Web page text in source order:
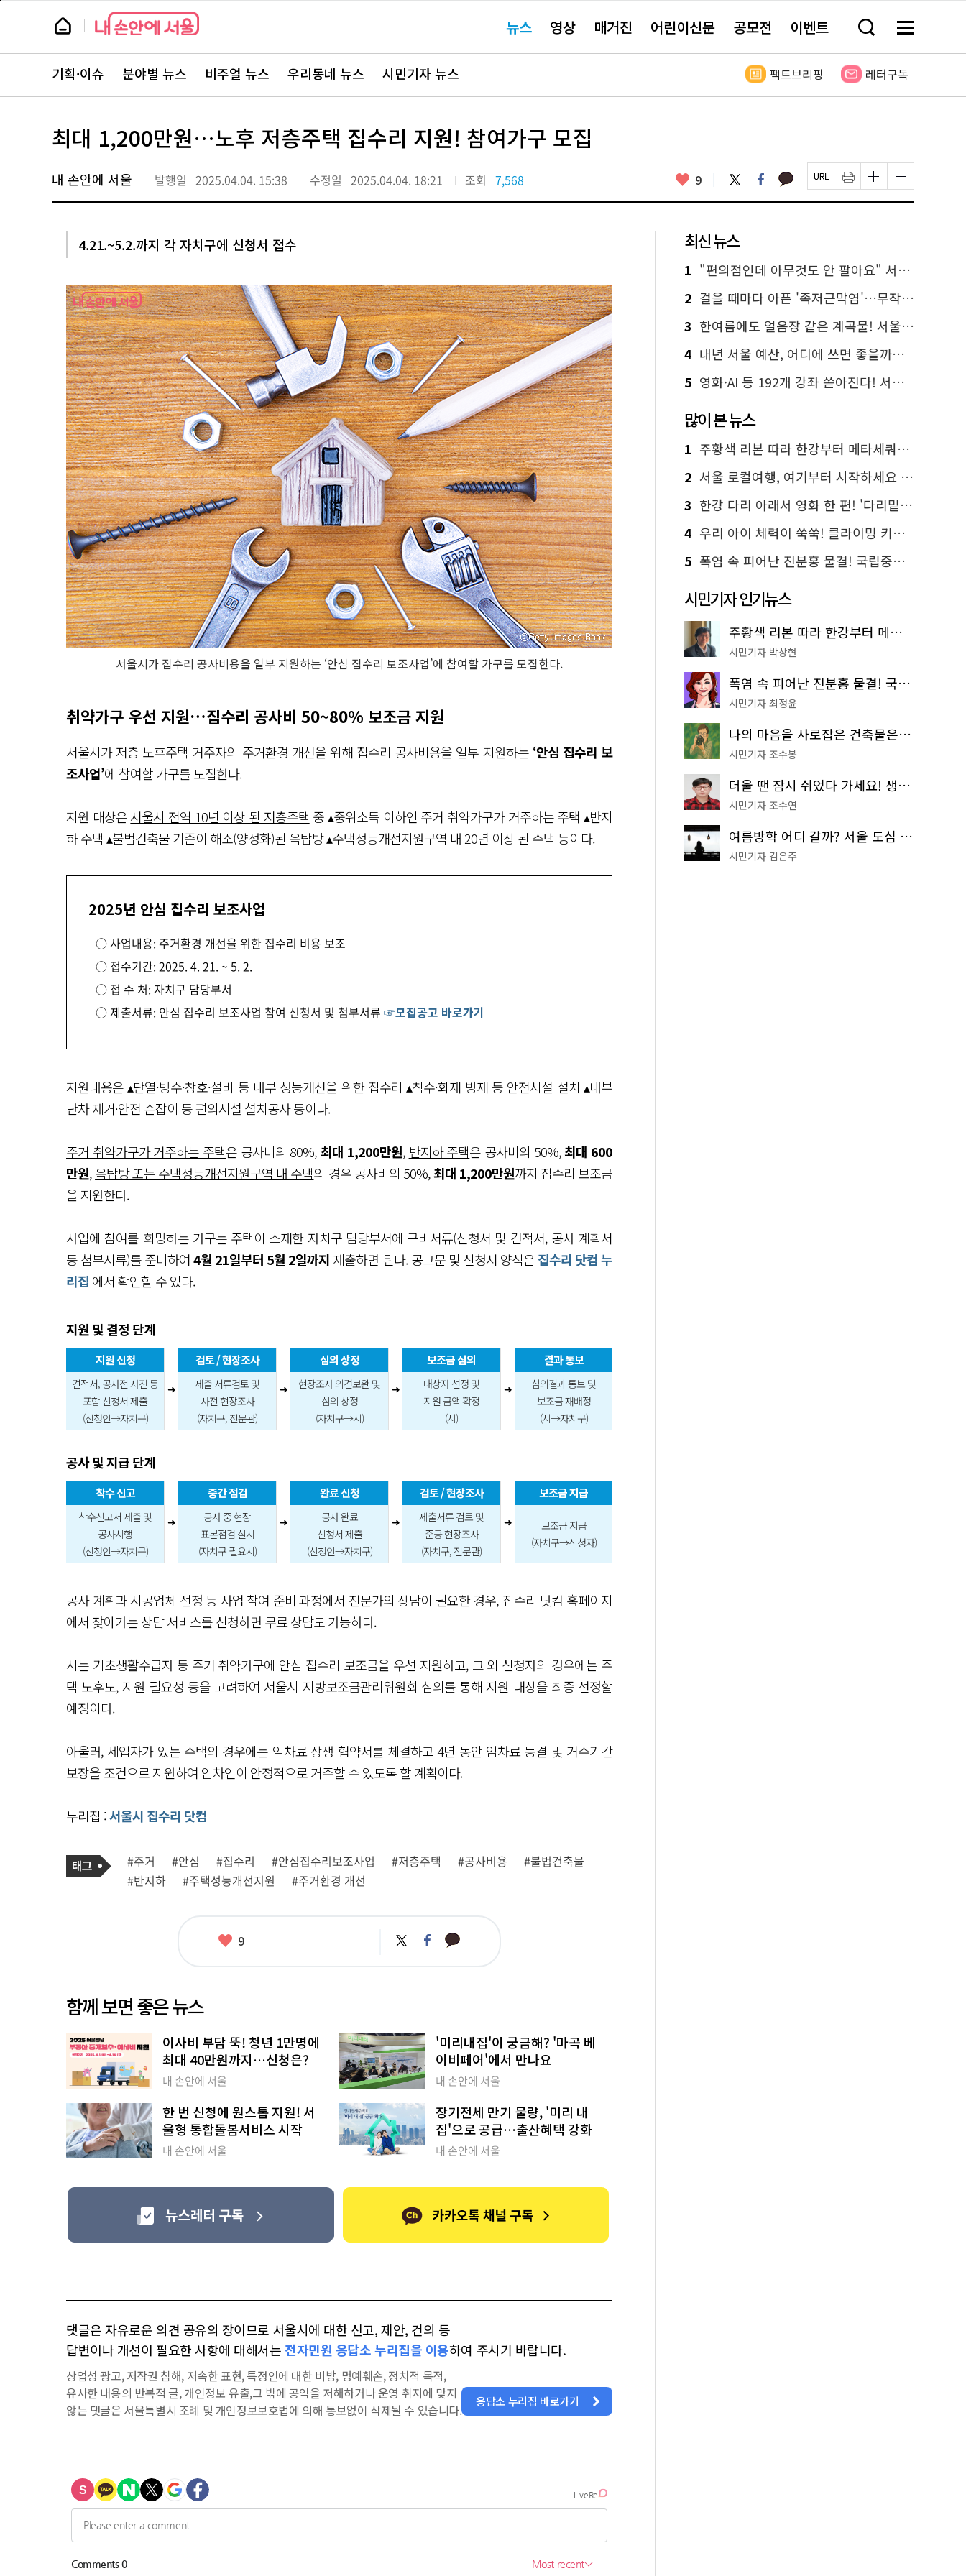
본
뉴
스 요뉴스 영상 매거진 어린이신문 공모전 이벤트 검
창
기
메
전
보
뉴
스
주
서
바
로
기획·이슈 분야별 뉴스 비주얼 뉴스 우리동네 뉴스 시민기자 뉴스 팩트브리핑 레터구독
최대 1,200만원…노후 저층주택 집수리 지원! 참여가구 모집
내 손안에 서울 발행일 2025.04.04. 15:38 수정일 2025.04.04. 18:21 조회 7,568 좋
요
9 트
위
터
페
이
스
카
카 페
이
지
인
쇄
하
글
자
크
하
기
글
자
크
하
4.21.~5.2.까지 각 자치구에 신청서 접수
서울시가 집수리 공사비용을 일부 지원하는 ‘안심 집수리 보조사업’에 참여할 가구를 모집한다.
취약가구 우선 지원…집수리 공사비 50~80% 보조금 지원
서울시가 저층 노후주택 거주자의 주거환경 개선을 위해 집수리 공사비용을 일부 지원하는 ‘안심 집수리 보
조사업’에 참여할 가구를 모집한다.
지원 대상은서울시 전역 10년 이상 된 저층주택 중 ▴중위소득 이하인 주거 취약가구가 거주하는 주택 ▴반지
하 주택 ▴불법건축물 기준이 해소(양성화)된 옥탑방 ▴주택성능개선지원구역 내 20년 이상 된 주택 등이다.
2025년 안심 집수리 보조사업
○ 사업내용: 주거환경 개선을 위한 집수리 비용 보조
○ 접수기간: 2025. 4. 21. ~ 5. 2.
○ 접 수 처: 자치구 담당부서
○ 제출서류: 안심 집수리 보조사업 참여 신청서 및 첨부서류 ☞모집공고 바로가기
지원내용은 ▴단열·방수·창호·설비 등 내부 성능개선을 위한 집수리 ▴침수·화재 방재 등 안전시설 설치 ▴내부
단차 제거·안전 손잡이 등 편의시설 설치공사 등이다.
주거 취약가구가 거주하는 주택은 공사비의 80%, 최대 1,200만원, 반지하 주택은 공사비의 50%,최대 600
만원,옥탑방 또는 주택성능개선지원구역 내 주택의 경우 공사비의 50%,최대 1,200만원까지 집수리 보조금
을 지원한다.
사업에 참여를 희망하는 가구는 주택이 소재한 자치구 담당부서에 구비서류(신청서 및 견적서, 공사 계획서
등 첨부서류)를 준비하여4월 21일부터 5월 2일까지 제출하면 된다. 공고문 및 신청서 양식은집수리 닷컴 누
리집 에서 확인할 수 있다.
지원 및 결정 단계
지원 신청
➜
검토 / 현장조사
➜
심의 상정
➜
보조금 심의
➜
결과 통보
견적서, 공사전 사진 등
포함 신청서 제출
(신청인→자치구)
제출 서류검토 및
사전 현장조사
(자치구, 전문관)
현장조사 의견보완 및
심의 상정
(자치구→시)
대상자 선정 및
지원 금액 확정
(시)
심의결과 통보 및
보조금 재배정
(시→자치구)
공사 및 지급 단계
착수 신고
➜
중간 점검
➜
완료 신청
➜
검토 / 현장조사
➜
보조금 지급
착수신고서 제출 및
공사시행
(신청인→자치구)
공사 중 현장
표본점검 실시
(자치구 필요시)
공사 완료
신청서 제출
(신청인→자치구)
제출서류 검토 및
준공 현장조사
(자치구, 전문관)
보조금 지급
(자치구→신청자)
공사 계획과 시공업체 선정 등 사업 참여 준비 과정에서 전문가의 상담이 필요한 경우, 집수리 닷컴 홈페이지
에서 찾아가는 상담 서비스를 신청하면 무료 상담도 가능하다.
시는 기초생활수급자 등 주거 취약가구에 안심 집수리 보조금을 우선 지원하고, 그 외 신청자의 경우에는 주
택 노후도, 지원 필요성 등을 고려하여 서울시 지방보조금관리위원회 심의를 통해 지원 대상을 최종 선정할
예정이다.
아울러, 세입자가 있는 주택의 경우에는 임차료 상생 협약서를 체결하고 4년 동안 임차료 동결 및 거주기간
보장을 조건으로 지원하여 임차인이 안정적으로 거주할 수 있도록 할 계획이다.
누리집 :서울시 집수리 닷컴
사
관
련
태
그
#주거 #안심 #집수리 #안심집수리보조사업 #저층주택 #공사비용
#불법건축물
#반지하
#주택성능개선지원 #주거환경 개선
좋
9 트
위
페
이
카
카
함께 보면 좋은 뉴스
이사비 부담 뚝! 청년 1만명에
최대 40만원까지…신청은?
내 손안에 서울
'미리내집'이 궁금해? '마곡 베
이비페어'에서 만나요
내 손안에 서울
한 번 신청에 원스톱 지원! 서
울형 통합돌봄서비스 시작
내 손안에 서울
장기전세 만기 물량, '미리 내
집'으로 공급…출산혜택 강화
내 손안에 서울
댓글은 자유로운 의견 공유의 장이므로 서울시에 대한 신고, 제안, 건의 등
답변이나 개선이 필요한 사항에 대해서는 전자민원 응답소 누리집을 이용하여 주시기 바랍니다.
상업성 광고, 저작권 침해, 저속한 표현, 특정인에 대한 비방, 명예훼손, 정치적 목적,
유사한 내용의 반복적 글, 개인정보 유출,그 밖에 공익을 저해하거나 운영 취지에 맞지
않는 댓글은 서울특별시 조례 및 개인정보보호법에 의해 통보없이 삭제될 수 있습니다.
응답소 누리집 바로가기
최신 뉴스
1 "편의점인데 아무것도 안 팔아요" 서울에서 가장 특별한 편의점의 정체
2 걸을 때마다 아픈 '족저근막염'…무작정 참지 말고 '이것' 해보세요!
3 한여름에도 얼음장 같은 계곡물! 서울 '진관사 계곡'이 천국이네~
4 내년 서울 예산, 어디에 쓰면 좋을까요? 온라인 투표
5 영화·AI 등 192개 강좌 쏟아진다! 서울시민대학 선착순 신청
많이 본 뉴스
1 주황색 리본 따라 한강부터 메타세쿼이아 숲길까지…서울둘레길 15코스
2 서울 로컬여행, 여기부터 시작하세요 '서울에디션25'
3 한강 다리 아래서 영화 한 편! '다리밑 영화관' 무료 상영
4 우리 아이 체력이 쑥쑥! 클라이밍 키즈카페·어린이 체력장
5 폭염 속 피어난 진분홍 물결! 국립중앙박물관 배롱나무 명소
시민기자 인기뉴스
주황색 리본 따라 한강부터 메타세쿼이아 숲길까지…서울둘레길 15코스
시민기자 박상현
폭염 속 피어난 진분홍 물결! 국립중앙박물관 배롱나무 명소
시민기자 최정윤
나의 마음을 사로잡은 건축물은? '서울시 건축상' 수상작 공개!
시민기자 조수봉
더울 땐 잠시 쉬었다 가세요! 생수 냉장고부터 해피소·무더위쉼터까지
시민기자 조수연
여름방학 어디 갈까? 서울 도심 무료 실내 여행 코스 추천
시민기자 김은주
페